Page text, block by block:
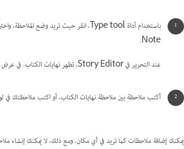
Note.
عند التحرير في Story Editor، تظهر نهايات الكتاب. في عرض التخطيط، تظهر لوحة الملاحظات.
أكتب ملاحظة بين ملاحظة نهايات الكتاب، أو اكتب ملاحظتك في
يمكنك إضافة ملاحظات كما تريد في أي مكان. ومع ذلك، لا يمكنك إنشاء